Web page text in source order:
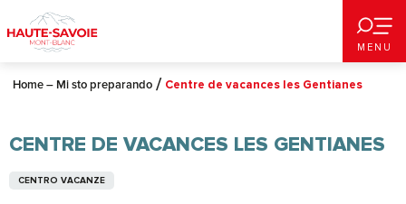
au
contenu
principal
MENU
Home – Mi sto preparando Centre de vacances les Gentianes
CENTRE DE VACANCES LES GENTIANES
CENTRO VACANZE